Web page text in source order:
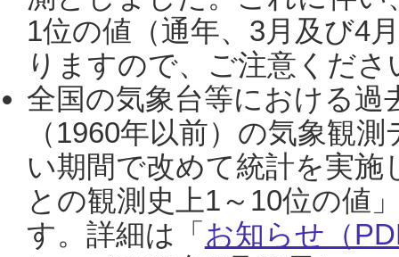
1位の値（通年、3月及び4
りますので、ご注意くだ
全国の気象台等における過
（1960年以前）の気象観
い期間で改めて統計を実
との観測史上1～10位の値
す。詳細は「 お知らせ（